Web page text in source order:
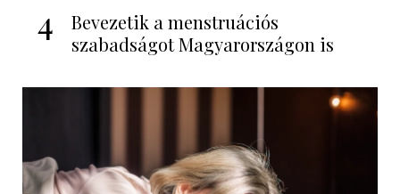
4
Bevezetik a menstruációs
szabadságot Magyarországon is